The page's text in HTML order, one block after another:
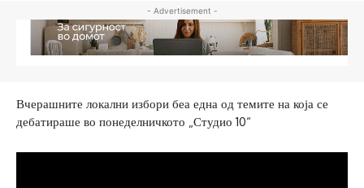
- Advertisement -
Вчерашните локални избори беа една од темите на која се
дебатираше во понеделничкото „Студио 10“